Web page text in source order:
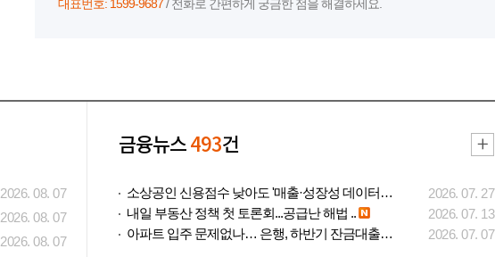
대표번호: 1599-9687/ 전화로 간편하게 궁금한 점을 해결하세요.
2026. 08. 07
2026. 08. 07
2026. 08. 07
금융뉴스493건
소상공인 신용점수 낮아도 '매출·성장성 데이터..
2026. 07. 27
내일 부동산 정책 첫 토론회...공급난 해법 ..
2026. 07. 13
아파트 입주 문제없나… 은행, 하반기 잔금대출..
2026. 07. 07